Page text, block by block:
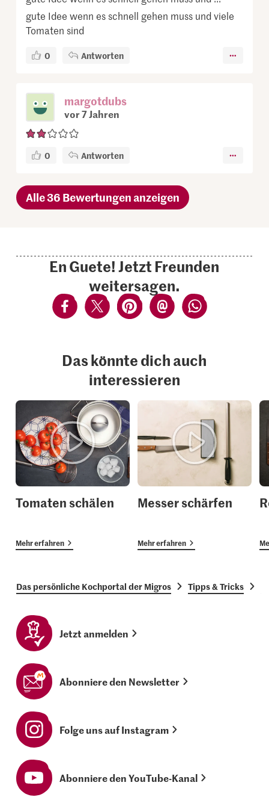
gute Idee wenn es schnell gehen muss und viele
Tomaten sind
0 Antworten
margotdubs
vor 7 Jahren
0 Antworten
Alle 36 Bewertungen anzeigen
En Guete! Jetzt Freunden
weitersagen.
Das könnte dich auch
interessieren
Tomaten schälen
Mehr erfahren
Messer schärfen
Mehr erfahren
Das persönliche Kochportal der Migros Tipps & Tricks
Jetzt anmelden
Abonniere den Newsletter
Folge uns auf Instagram
Abonniere den YouTube-Kanal